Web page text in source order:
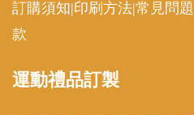
訂購須知|印刷方法|常見問題
款
運動禮品訂製